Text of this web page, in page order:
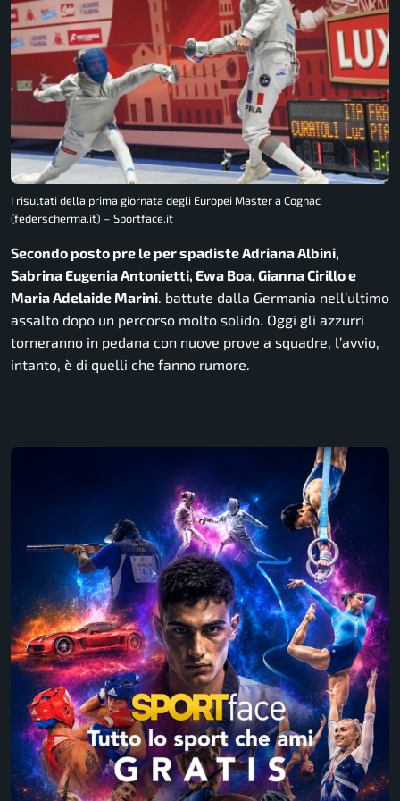
I risultati della prima giornata degli Europei Master a Cognac
(federscherma.it) – Sportface.it
Secondo posto pre le per spadiste Adriana Albini,
Sabrina Eugenia Antonietti, Ewa Boa, Gianna Cirillo e
Maria Adelaide Marini. battute dalla Germania nell’ultimo
assalto dopo un percorso molto solido. Oggi gli azzurri
torneranno in pedana con nuove prove a squadre, l’avvio,
intanto, è di quelli che fanno rumore.